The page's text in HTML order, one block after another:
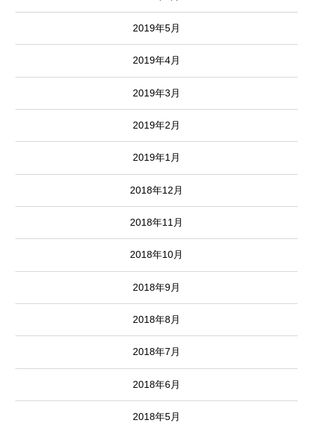
2019年5月
2019年4月
2019年3月
2019年2月
2019年1月
2018年12月
2018年11月
2018年10月
2018年9月
2018年8月
2018年7月
2018年6月
2018年5月